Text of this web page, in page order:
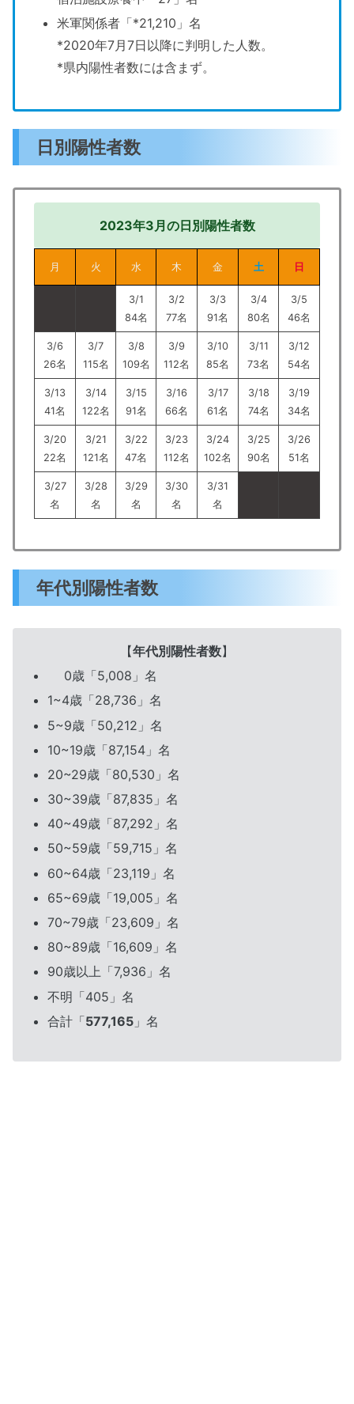
米軍関係者「*21,210」名
*2020年7月7日以降に判明した人数。
*県内陽性者数には含まず。
日別陽性者数
2023年3月の日別陽性者数
月 火 水 木 金 土 日
3/1
84名
3/2
77名
3/3
91名
3/4
80名
3/5
46名
3/6
26名
3/7
115名
3/8
109名
3/9
112名
3/10
85名
3/11
73名
3/12
54名
3/13
41名
3/14
122名
3/15
91名
3/16
66名
3/17
61名
3/18
74名
3/19
34名
3/20
22名
3/21
121名
3/22
47名
3/23
112名
3/24
102名
3/25
90名
3/26
51名
3/27
名
3/28
名
3/29
名
3/30
名
3/31
名
年代別陽性者数
【年代別陽性者数】
0歳「5,008」名
1~4歳「28,736」名
5~9歳「50,212」名
10~19歳「87,154」名
20~29歳「80,530」名
30~39歳「87,835」名
40~49歳「87,292」名
50~59歳「59,715」名
60~64歳「23,119」名
65~69歳「19,005」名
70~79歳「23,609」名
80~89歳「16,609」名
90歳以上「7,936」名
不明「405」名
合計「577,165 」名